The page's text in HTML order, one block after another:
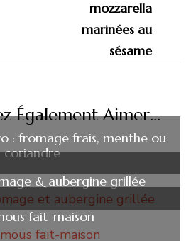
Également Aimer...
: fromage frais, menthe ou
coriandre
& aubergine grillée
fait-maison